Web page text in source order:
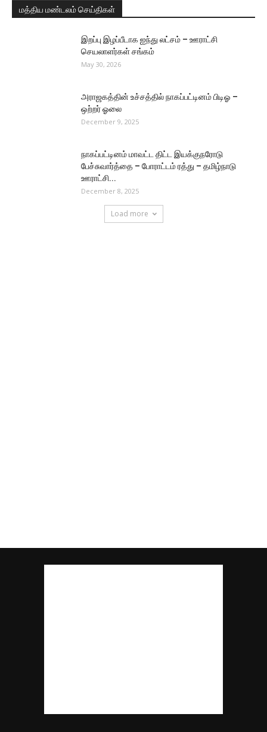
மத்திய மண்டலம் செய்திகள்
இறப்பு இழப்பீடாக ஐந்து லட்சம் – ஊராட்சி
செயலாளர்கள் சங்கம்
May 30, 2026
அராஜகத்தின் உச்சத்தில் நாகப்பட்டினம் பிடிஓ –
ஒற்றர் ஓலை
December 9, 2025
நாகப்பட்டினம் மாவட்ட திட்ட இயக்குநரோடு
பேச்சுவார்த்தை – போராட்டம் ரத்து – தமிழ்நாடு
ஊராட்சி...
December 8, 2025
Load more